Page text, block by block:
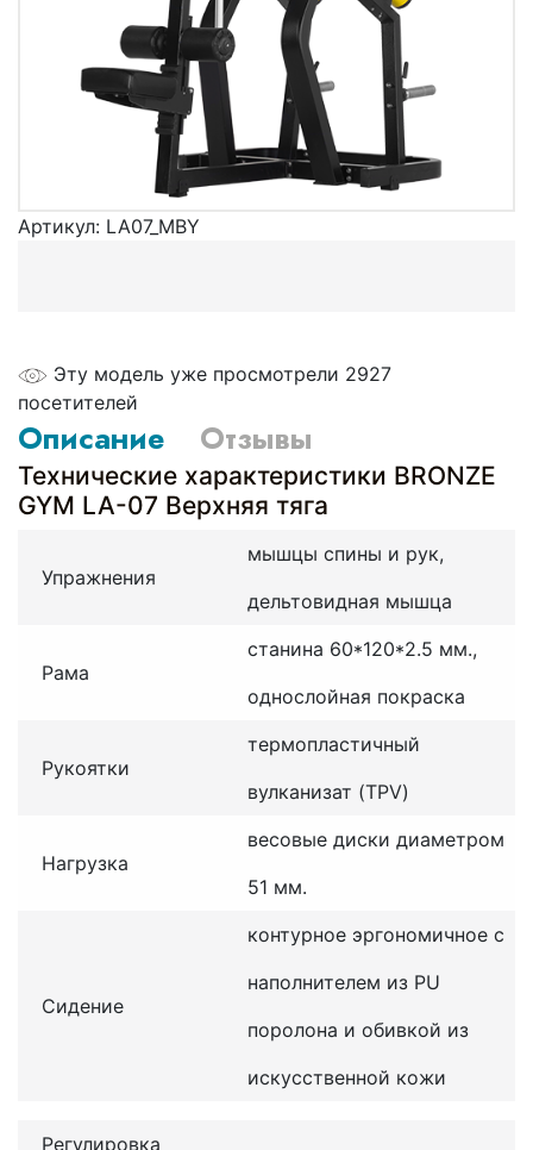
Артикул: LA07_MBY
Эту модель уже просмотрели 2927
посетителей
Описание Отзывы
Технические характеристики BRONZE
GYM LA-07 Верхняя тяга
Упражнения
мышцы спины и рук,
дельтовидная мышца
Рама
станина 60*120*2.5 мм.,
однослойная покраска
Рукоятки
термопластичный
вулканизат (TPV)
Нагрузка
весовые диски диаметром
51 мм.
Сидение
контурное эргономичное с
наполнителем из PU
поролона и обивкой из
искусственной кожи
Регулировка